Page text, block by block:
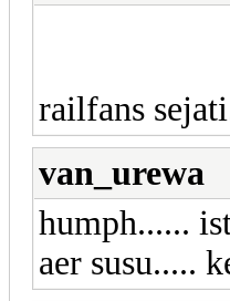
railfans
van_urewa
humph......
aer susu.....